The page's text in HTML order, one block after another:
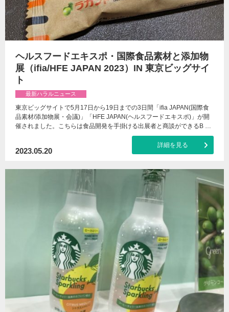
ヘルスフードエキスポ・国際食品素材と添加物
展（ifia/HFE JAPAN 2023）IN 東京ビッグサイ
ト
最新ハラルニュース
東京ビッグサイトで5月17日から19日までの3日間「ifia JAPAN(国際食
品素材/添加物展・会議)」「HFE JAPAN(ヘルスフードエキスポ)」が開
催されました。こちらは食品開発を手掛ける出展者と商談ができるB …
2023.05.20
詳細を見る